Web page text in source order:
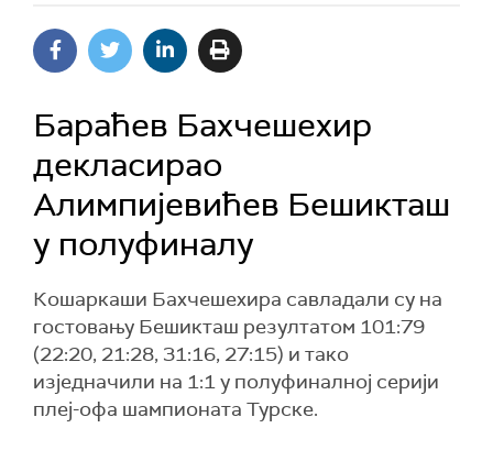
Бараћев Бахчешехир
декласирао
Алимпијевићев Бешикташ
у полуфиналу
Кошаркаши Бахчешехира савладали су на
гостовању Бешикташ резултатом 101:79
(22:20, 21:28, 31:16, 27:15) и тако
изједначили на 1:1 у полуфиналној серији
плеј-офа шампионата Турске.